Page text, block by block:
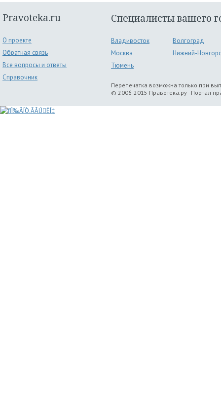
Pravoteka.ru
О проекте
Обратная связь
Все вопросы и ответы
Справочник
Специалисты вашего
Владивосток
Волгоград
Москва
Нижний-
Тюмень
Перепечатка возможна только при
© 2006-2015 Правотека.ру - Портал